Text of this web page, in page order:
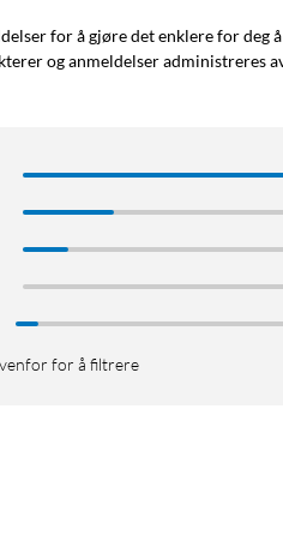
for å gjøre det enklere for deg
og anmeldelser administreres
for å filtrere